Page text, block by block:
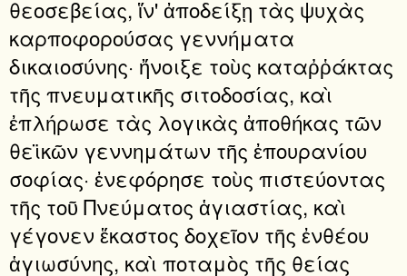
θεοσεβείας, ἵν' ἀποδείξῃ τὰς ψυχὰς
καρποφορούσας γεννήματα
δικαιοσύνης· ἤνοιξε τοὺς καταῤῥάκτας
τῆς πνευματικῆς σιτοδοσίας, καὶ
ἐπλήρωσε τὰς λογικὰς ἀποθήκας τῶν
θεϊκῶν γεννημάτων τῆς ἐπουρανίου
σοφίας· ἐνεφόρησε τοὺς πιστεύοντας
τῆς τοῦ Πνεύματος ἁγιαστίας, καὶ
γέγονεν ἕκαστος δοχεῖον τῆς ἐνθέου
ἁγιωσύνης, καὶ ποταμὸς τῆς θείας